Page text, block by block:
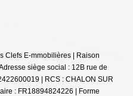
Clefs E-mmobilières | Raison
siège social : 12B rue de
| RCS : CHALON SUR
: FR18894824226 | Forme